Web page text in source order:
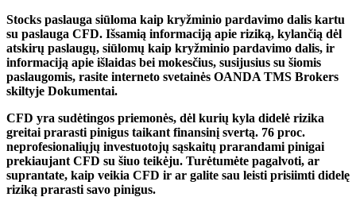
Stocks paslauga siūloma kaip kryžminio pardavimo dalis kartu
su paslauga CFD. Išsamią informaciją apie riziką, kylančią dėl
atskirų paslaugų, siūlomų kaip kryžminio pardavimo dalis, ir
informaciją apie išlaidas bei mokesčius, susijusius su šiomis
paslaugomis, rasite interneto svetainės OANDA TMS Brokers
skiltyje Dokumentai.
CFD yra sudėtingos priemonės, dėl kurių kyla didelė rizika
greitai prarasti pinigus taikant finansinį svertą. 76 proc.
neprofesionaliųjų investuotojų sąskaitų prarandami pinigai
prekiaujant CFD su šiuo teikėju. Turėtumėte pagalvoti, ar
suprantate, kaip veikia CFD ir ar galite sau leisti prisiimti didelę
riziką prarasti savo pinigus.